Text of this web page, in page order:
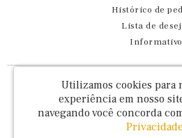
Histórico de
Lista de
Informativo
Fernando Maluhy Cia Ltda - CNPJ:
Rua Dr Euclydes da Cunha, 47 - Brás -
Utilizamos cookies para
experiência em nosso
navegando você concorda
Privacidade